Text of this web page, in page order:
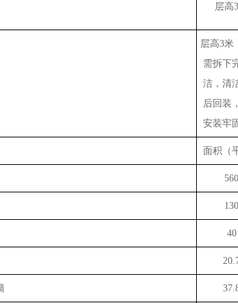
层高
层高3米
需拆下
洁，清
后回装
安装牢
面积（
560
130
40